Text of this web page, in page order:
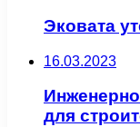
Эковата
16.03.2023
для